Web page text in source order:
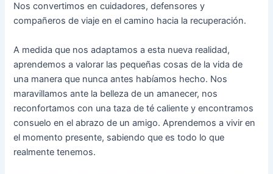
Nos convertimos en cuidadores, defensores y
compañeros de viaje en el camino hacia la recuperación.
A medida que nos adaptamos a esta nueva realidad,
aprendemos a valorar las pequeñas cosas de la vida de
una manera que nunca antes habíamos hecho. Nos
maravillamos ante la belleza de un amanecer, nos
reconfortamos con una taza de té caliente y encontramos
consuelo en el abrazo de un amigo. Aprendemos a vivir en
el momento presente, sabiendo que es todo lo que
realmente tenemos.